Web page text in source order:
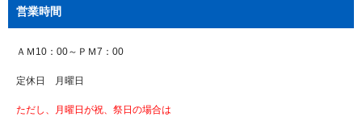
営業時間
ＡＭ10：00～ＰＭ7：00
定休日 月曜日
ただし、月曜日が祝、祭日の場合は